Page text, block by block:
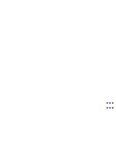
:::